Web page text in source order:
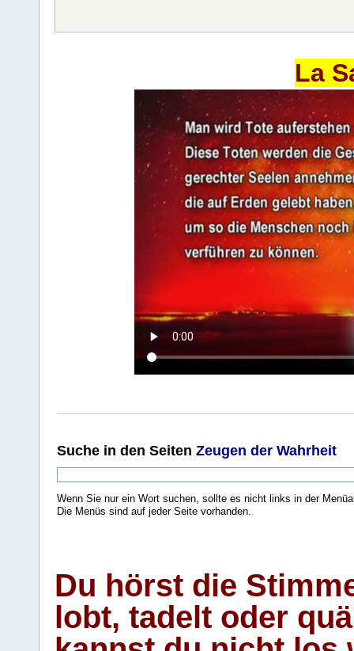
La
Suche in den Seiten Zeugen der Wahrheit
Wenn Sie nur ein Wort suchen, sollte es nicht links in der
Die Menüs sind auf jeder Seite vorhanden.
Du hörst die
lobt, tadelt oder